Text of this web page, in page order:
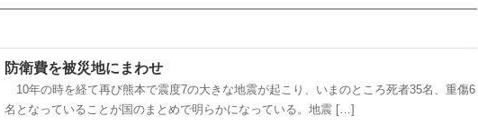
防衛費を被災地にまわせ
10年の時を経て再び熊本で震度7の大きな地震が起こり、いまのところ死者35名、重傷6
名となっていることが国のまとめで明らかになっている。地震 […]